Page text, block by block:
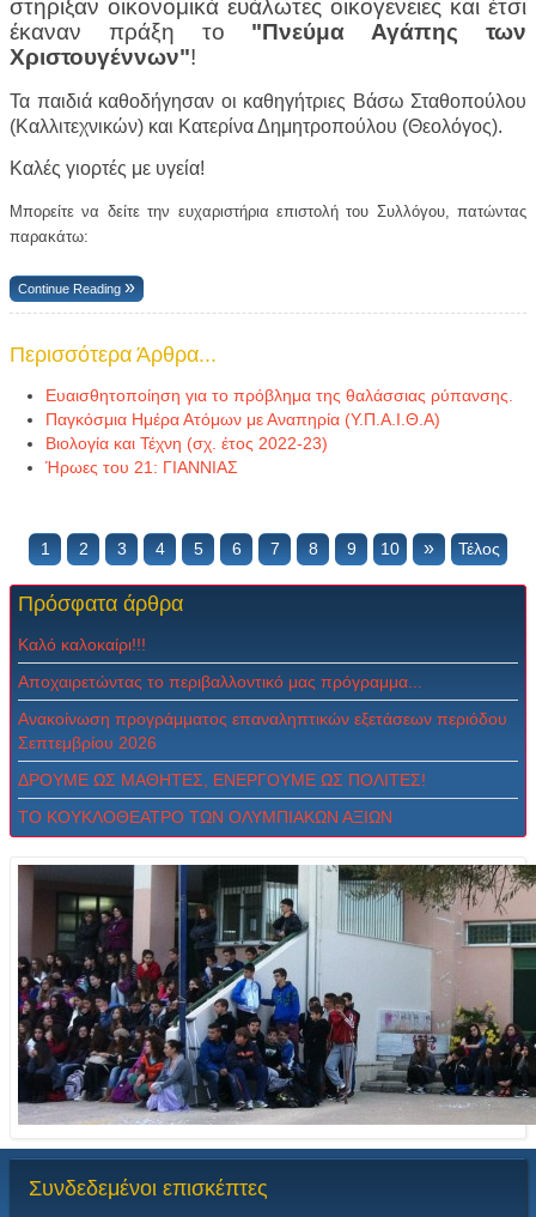
στηριξαν οικονομικά ευάλωτες οικογενειες και έτσι
έκαναν πράξη το "Πνεύμα Αγάπης των
Χριστουγέννων"!
Τα παιδιά καθοδήγησαν οι καθηγήτριες Βάσω Σταθοπούλου
(Καλλιτεχνικών) και Κατερίνα Δημητροπούλου (Θεολόγος).
Καλές γιορτές με υγεία!
Μπορείτε να δείτε την ευχαριστήρια επιστολή του Συλλόγου, πατώντας
παρακάτω:
Continue Reading
Περισσότερα Άρθρα...
Ευαισθητοποίηση για το πρόβλημα της θαλάσσιας ρύπανσης.
Παγκόσμια Ημέρα Ατόμων με Αναπηρία (Υ.Π.Α.Ι.Θ.Α)
Βιολογία και Τέχνη (σχ. έτος 2022-23)
Ήρωες του 21: ΓΙΑΝΝΙΑΣ
1 2 3 4 5 6 7 8 9 10 » Τέλος
Πρόσφατα άρθρα
Καλό καλοκαίρι!!!
Αποχαιρετώντας το περιβαλλοντικό μας πρόγραμμα...
Ανακοίνωση προγράμματος επαναληπτικών εξετάσεων περιόδου
Σεπτεμβρίου 2026
ΔPOYME ΩΣ MAΘHTEΣ, ENEPΓOYME ΩΣ ΠOΛITEΣ!
ΤΟ ΚΟΥΚΛΟΘΕΑΤΡΟ ΤΩΝ ΟΛΥΜΠΙΑΚΩΝ ΑΞΙΩΝ
Συνδεδεμένοι επισκέπτες